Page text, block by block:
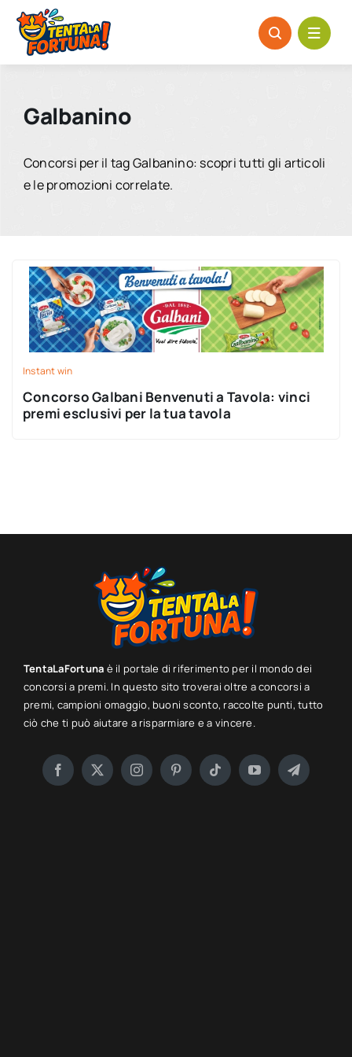
Salta
contenuto
Galbanino
Concorsi per il tag Galbanino: scopri tutti gli articoli
e le promozioni correlate.
Instant win
Concorso Galbani Benvenuti a Tavola: vinci
premi esclusivi per la tua tavola
TentaLaFortuna è il portale di riferimento per il mondo dei
concorsi a premi. In questo sito troverai oltre a concorsi a
premi, campioni omaggio, buoni sconto, raccolte punti, tutto
ciò che ti può aiutare a risparmiare e a vincere.